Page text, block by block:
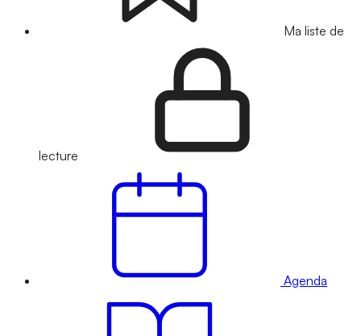
Ma liste de
lecture
Agenda